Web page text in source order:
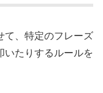
て、特定のフレーズ
いたりするルールを